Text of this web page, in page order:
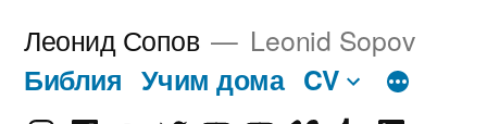
Леонид Сопов Leonid Sopov
Библия Учим дома CV